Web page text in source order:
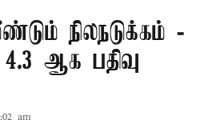
நிலநடுக்கம் -
ஆக பதிவு
am